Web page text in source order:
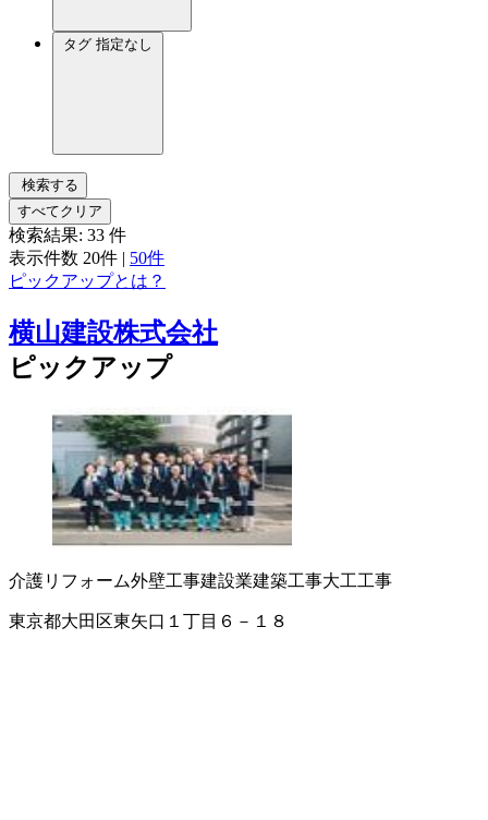
タグ 指定なし
検索する
すべてクリア
検索結果: 33 件
表示件数 20件 | 50件
ピックアップとは？
横山建設株式会社
ピックアップ
介護リフォーム外壁工事建設業建築工事大工工事
東京都大田区東矢口１丁目６－１８